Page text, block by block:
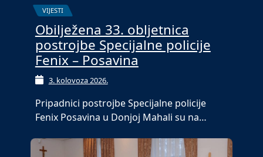
VIJESTI
Obilježena 33. obljetnica
postrojbe Specijalne policije
Fenix – Posavina
3. kolovoza 2026.
Pripadnici postrojbe Specijalne policije
Fenix Posavina u Donjoj Mahali su na…